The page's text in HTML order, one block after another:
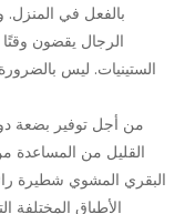
بالفعل في المنزل.
الرجال يقضون
الستينيات. ليس
من أجل توفير بضعة
القليل من المساعدة
البقري المشوي شطيرة
الأطباق المختلفة